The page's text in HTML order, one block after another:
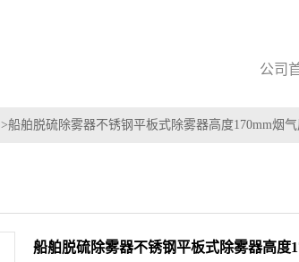
公司
>船舶脱硫除雾器不锈钢平板式除雾器高度170mm烟
船舶脱硫除雾器不锈钢平板式除雾器高度